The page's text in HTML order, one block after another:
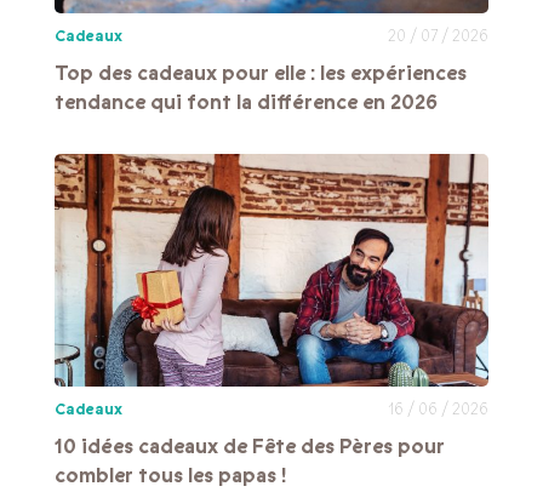
Cadeaux 20 / 07 / 2026
Top des cadeaux pour elle : les expériences
tendance qui font la différence en 2026
Cadeaux 16 / 06 / 2026
10 idées cadeaux de Fête des Pères pour
combler tous les papas !